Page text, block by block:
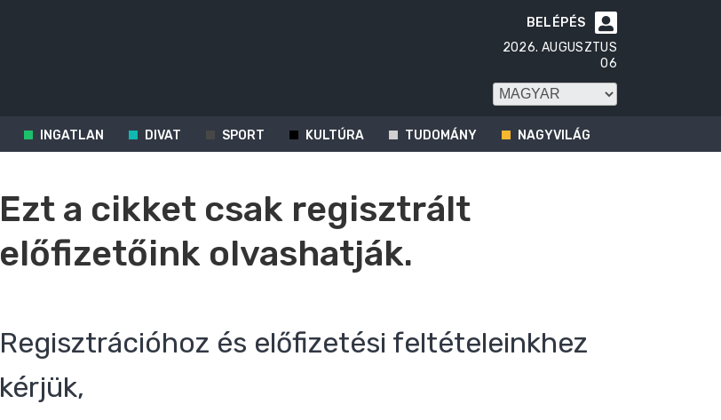

BELÉPÉS
2026. AUGUSZTUS
06
INGATLAN DIVAT SPORT KULTÚRA TUDOMÁNY NAGYVILÁG
Ezt a cikket csak regisztrált
előfizetőink olvashatják.
Regisztrációhoz és előfizetési feltételeinkhez
kérjük,